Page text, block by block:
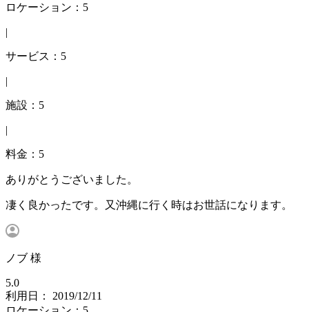
ロケーション：5
|
サービス：5
|
施設：5
|
料金：5
ありがとうございました。
凄く良かったです。又沖縄に行く時はお世話になります。
ノブ 様
5.0
利用日： 2019/12/11